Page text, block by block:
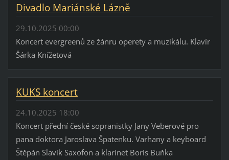
Divadlo Mariánské Lázně
29.10.2025 00:00
Koncert evergreenů ze žánru operety a muzikálu. Klavír
Šárka Knížetová
KUKS koncert
24.10.2025 18:00
Koncert přední české sopranistky Jany Veberové pro
pana doktora Jaroslava Špatenku. Varhany a keyboard
Štěpán Slavík Saxofon a klarinet Boris Buňka